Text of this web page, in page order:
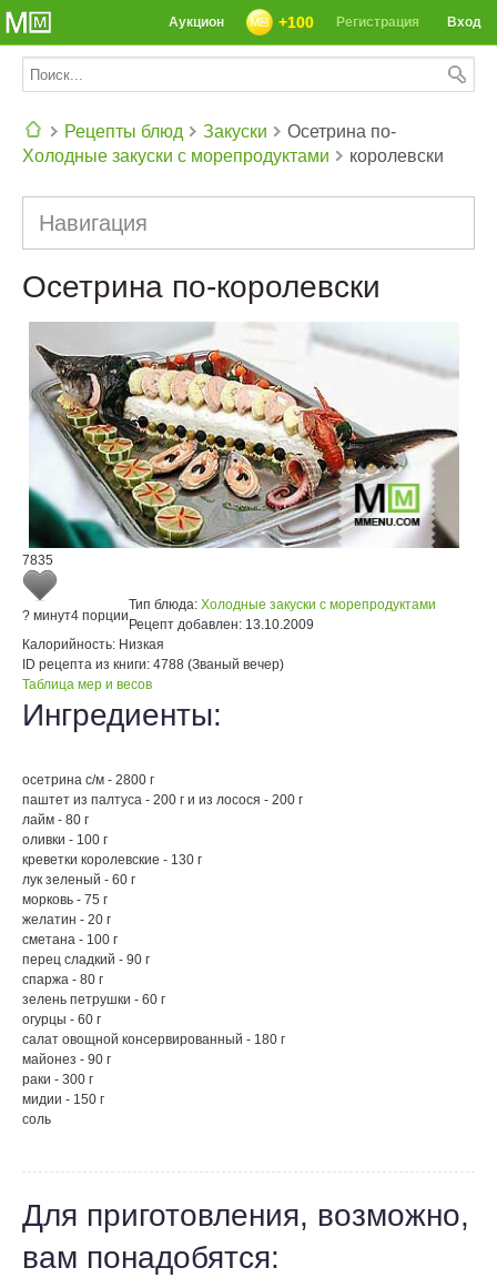
Вход
Регистрация
+100
Аукцион
Рецепты блюд
Закуски
Холодные закуски с морепродуктами
Осетрина по-
королевски
Навигация
Осетрина по-королевски
7835
? минут4 порции
Тип блюда: Холодные закуски с морепродуктами
Рецепт добавлен: 13.10.2009
Калорийность: Низкая
ID рецепта из книги: 4788 (Званый вечер)
Таблица мер и весов
Ингредиенты:
осетрина с/м - 2800 г
паштет из палтуса - 200 г и из лосося - 200 г
лайм - 80 г
оливки - 100 г
креветки королевские - 130 г
лук зеленый - 60 г
морковь - 75 г
желатин - 20 г
сметана - 100 г
перец сладкий - 90 г
спаржа - 80 г
зелень петрушки - 60 г
огурцы - 60 г
салат овощной консервированный - 180 г
майонез - 90 г
раки - 300 г
мидии - 150 г
соль
Для приготовления, возможно,
вам понадобятся: